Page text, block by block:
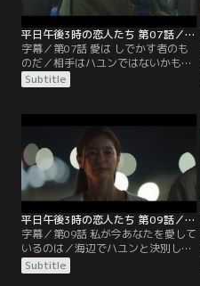
平日午後3時の恋人たち 第07話／字幕
字幕／第07話 愛は しでかす者のも
のだ／相手はハユンではないかもし
れないと疑いながらもホテルに向か
うスア。待っていたのは、やはり別
ルと一緒に駆け付けるが、それより
も早くハユンが到着し、スアのそば
にいた。その頃、ビンナはハユンの
絵のモデルが何者かを察していた。
Subtitle
平日午後3時の恋人たち 第09話／字幕
字幕／第09話 私が今あなたを愛して
いるのは／海辺でハユンと決別し帰
宅したスアは、ヨンジェの態度に違
和感を覚える。そして自分の車に
Subtitle